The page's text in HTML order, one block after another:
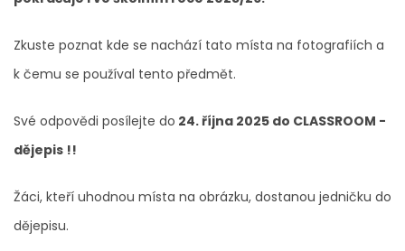
Zkuste poznat kde se nachází tato místa na fotografiích a
k čemu se používal tento předmět.
Své odpovědi posílejte do 24. října 2025 do CLASSROOM -
dějepis !!
Žáci, kteří uhodnou místa na obrázku, dostanou jedničku do
dějepisu.